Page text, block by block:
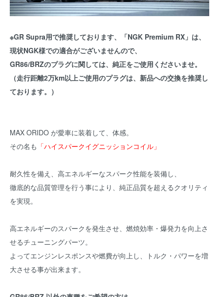
※GR Supra用で推奨しております、「NGK Premium RX」は、
現状NGK様での適合がございませんので、
GR86/BRZのプラグに関しては、純正をご使用くださいませ。
（走行距離2万km以上ご使用のプラグは、新品への交換を推奨し
ております。）
MAX ORIDO が愛車に装着して、体感。
その名も 「ハイスパークイグニッションコイル」
耐久性を備え、高エネルギーなスパーク性能を装備し、
徹底的な品質管理を行う事により、純正品質を超えるクオリティ
を実現。
高エネルギーのスパークを発生させ、燃焼効率・爆発力を向上さ
せるチューニングパーツ。
よってエンジンレスポンスや燃費が向上し、トルク・パワーを増
大させる事が出来ます。